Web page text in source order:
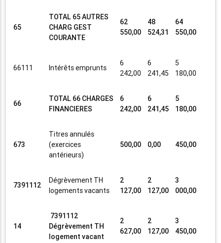
65
TOTAL 65 AUTRES
CHARG GEST
COURANTE
62
550,00
48
524,31
64
550,00
66111 Intérêts emprunts
6
242,00
6
241,45
5
180,00
66
TOTAL 66 CHARGES
FINANCIERES
6
242,00
6
241,45
5
180,00
673
Titres annulés
(exercices
antérieurs)
500,00 0,00 450,00
7391112
Dégrèvement TH
logements vacants
2
127,00
2
127,00
3
000,00
14
7391112
Dégrèvement TH
logement vacant
2
627,00
2
127,00
3
450,00